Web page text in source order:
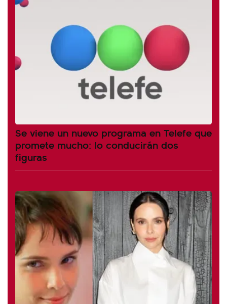
Se viene un nuevo programa en Telefe que
promete mucho: lo conducirán dos
figuras